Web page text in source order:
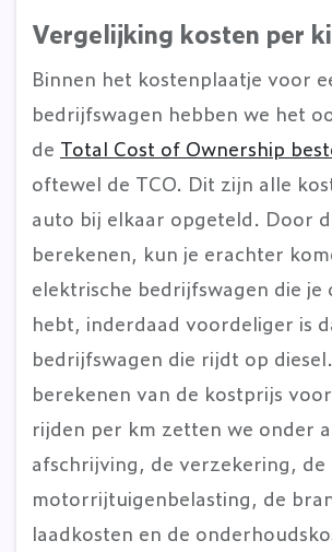
Vergelijking kosten per
Binnen het kostenplaatje voor
bedrijfswagen hebben we het
de Total Cost of Ownership
oftewel de TCO. Dit zijn alle
auto bij elkaar opgeteld. Door
berekenen, kun je erachter
elektrische bedrijfswagen die je
hebt, inderdaad voordeliger is
bedrijfswagen die rijdt op
berekenen van de kostprijs
rijden per km zetten we onder
afschrijving, de verzekering, de
motorrijtuigenbelasting, de
laadkosten en de